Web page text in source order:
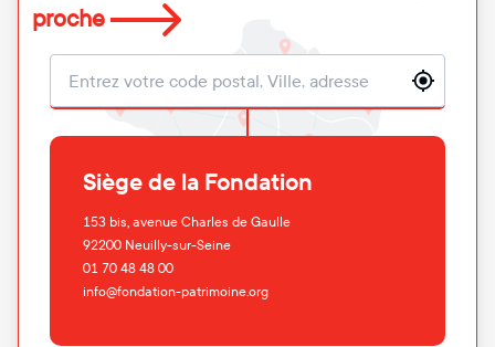
proche
Localisation
Siège de la Fondation
153 bis, avenue Charles de Gaulle
92200 Neuilly-sur-Seine
01 70 48 48 00
info@fondation-patrimoine.org